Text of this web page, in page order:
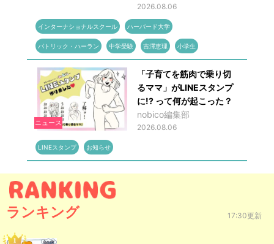
2026.08.06
インターナショナルスクール ハーバード大学
パトリック・ハーラン 中学受験 吉澤恵理 小学生
ニュース
「子育てを筋肉で乗り切
るママ」がLINEスタンプ
に!? って何が起こった？
nobico編集部
2026.08.06
LINEスタンプ お知らせ
ランキング 17:30更新